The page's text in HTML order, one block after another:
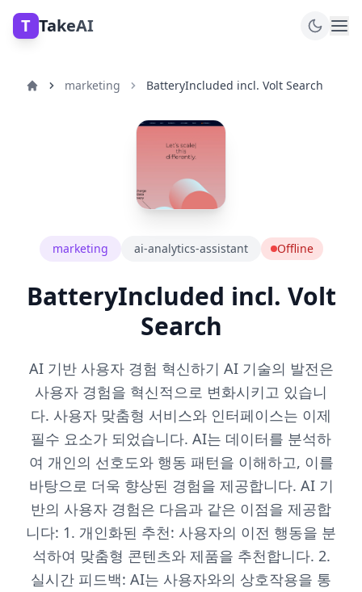
T TakeAI
marketing BatteryIncluded incl. Volt Search
marketing ai-analytics-assistant Offline
BatteryIncluded incl. Volt
Search
AI 기반 사용자 경험 혁신하기 AI 기술의 발전은
사용자 경험을 혁신적으로 변화시키고 있습니
다. 사용자 맞춤형 서비스와 인터페이스는 이제
필수 요소가 되었습니다. AI는 데이터를 분석하
여 개인의 선호도와 행동 패턴을 이해하고, 이를
바탕으로 더욱 향상된 경험을 제공합니다. AI 기
반의 사용자 경험은 다음과 같은 이점을 제공합
니다: 1. 개인화된 추천: 사용자의 이전 행동을 분
석하여 맞춤형 콘텐츠와 제품을 추천합니다. 2.
실시간 피드백: AI는 사용자와의 상호작용을 통